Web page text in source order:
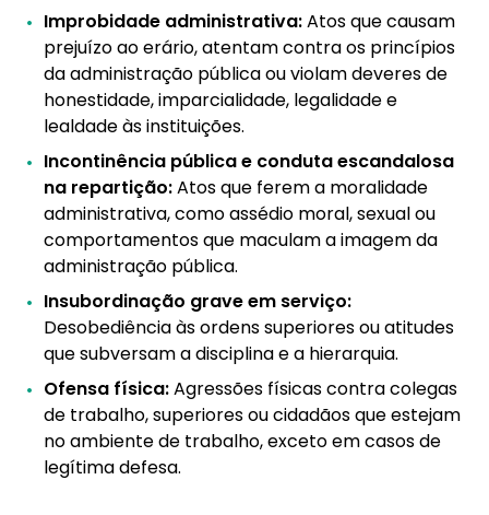
Improbidade administrativa:Atos que causam
prejuízo ao erário, atentam contra os princípios
da administração pública ou violam deveres de
honestidade, imparcialidade, legalidade e
lealdade às instituições.
Incontinência pública e conduta escandalosa
na repartição:Atos que ferem a moralidade
administrativa, como assédio moral, sexual ou
comportamentos que maculam a imagem da
administração pública.
Insubordinação grave em serviço:
Desobediência às ordens superiores ou atitudes
que subversam a disciplina e a hierarquia.
Ofensa física:Agressões físicas contra colegas
de trabalho, superiores ou cidadãos que estejam
no ambiente de trabalho, exceto em casos de
legítima defesa.